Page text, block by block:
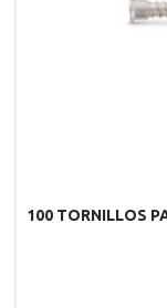
100 TORNILLOS